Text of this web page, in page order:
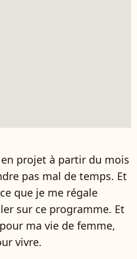
en projet à partir du mois
pas mal de temps. Et
que je me régale
sur ce programme. Et
ma vie de femme,
vivre.